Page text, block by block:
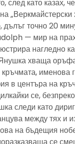
след като казах,
точно 20
— мир на
нагледно
хваща
именова
в центъра на
се,
следи като
между тях и
на бъдещия